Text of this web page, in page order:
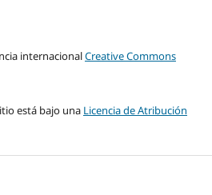
internacionalCreative Commons
está bajo una Licencia de Atribución